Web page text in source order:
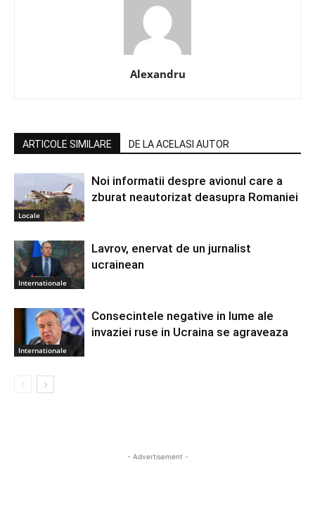
Alexandru
ARTICOLE SIMILARE DE LA ACELASI AUTOR
Locale
Noi informatii despre avionul care a
zburat neautorizat deasupra Romaniei
Internationale
Lavrov, enervat de un jurnalist
ucrainean
Internationale
Consecintele negative in lume ale
invaziei ruse in Ucraina se agraveaza
- Advertisement -